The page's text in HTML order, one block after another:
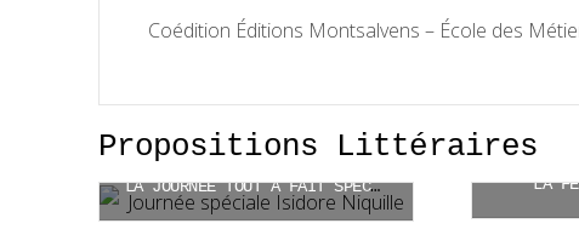
Coédition Éditions Montsalvens – École des
Propositions Littéraires
LA JOURNÉE TOUT À FAIT SPÉCIALE D’ISIDORE NIQUILLE LA